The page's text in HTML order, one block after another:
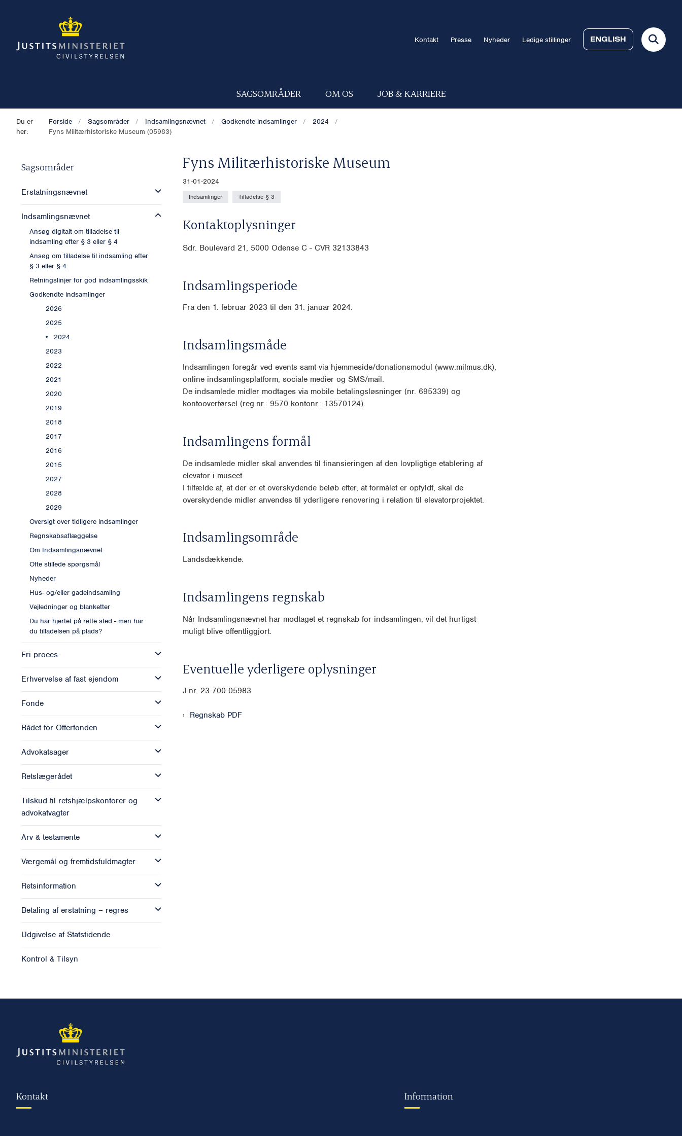
Kontakt Presse Nyheder Ledige stillinger ENGLISH
SAGSOMRÅDER OM OS JOB & KARRIERE
Du er
her:
Forside Sagsområder Indsamlingsnævnet Godkendte indsamlinger
2024
Fyns Militærhistoriske Museum (05983)
Sagsområder
Erstatningsnævnet
Indsamlingsnævnet
Ansøg digitalt om tilladelse til
indsamling efter § 3 eller § 4
Ansøg om tilladelse til indsamling efter
§ 3 eller § 4
Retningslinjer for god indsamlingsskik
Godkendte indsamlinger
2026
2025
2024
2023
2022
2021
2020
2019
2018
2017
2016
2015
2027
2028
2029
Oversigt over tidligere indsamlinger
Regnskabsaflæggelse
Om Indsamlingsnævnet
Ofte stillede spørgsmål
Nyheder
Hus- og/eller gadeindsamling
Vejledninger og blanketter
Du har hjertet på rette sted - men har
du tilladelsen på plads?
Fri proces
Erhvervelse af fast ejendom
Fonde
Rådet for Offerfonden
Advokatsager
Retslægerådet
Tilskud til retshjælpskontorer og
advokatvagter
Arv & testamente
Værgemål og fremtidsfuldmagter
Retsinformation
Betaling af erstatning – regres
Udgivelse af Statstidende
Kontrol & Tilsyn
Fyns Militærhistoriske Museum
31-01-2024
Indsamlinger Tilladelse § 3
Kontaktoplysninger
Sdr. Boulevard 21, 5000 Odense C - CVR 32133843
Indsamlingsperiode
Fra den 1. februar 2023 til den 31. januar 2024.
Indsamlingsmåde
Indsamlingen foregår ved events samt via hjemmeside/donationsmodul (www.milmus.dk),
online indsamlingsplatform, sociale medier og SMS/mail.
De indsamlede midler modtages via mobile betalingsløsninger (nr. 695339) og
kontooverførsel (reg.nr.: 9570 kontonr.: 13570124).
Indsamlingens formål
De indsamlede midler skal anvendes til finansieringen af den lovpligtige etablering af
elevator i museet.
I tilfælde af, at der er et overskydende beløb efter, at formålet er opfyldt, skal de
overskydende midler anvendes til yderligere renovering i relation til elevatorprojektet.
Indsamlingsområde
Landsdækkende.
Indsamlingens regnskab
Når Indsamlingsnævnet har modtaget et regnskab for indsamlingen, vil det hurtigst
muligt blive offentliggjort.
Eventuelle yderligere oplysninger
J.nr. 23-700-05983
Regnskab PDF
Kontakt Information